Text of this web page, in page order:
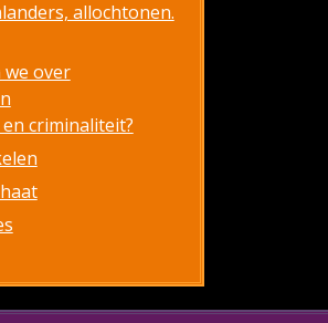
allochtonen.
we over
criminaliteit?